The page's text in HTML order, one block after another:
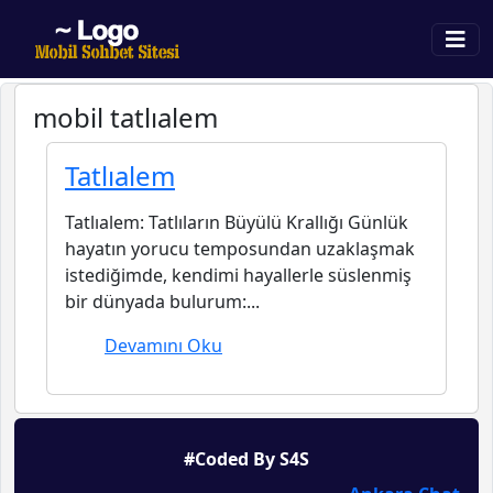
mobil tatlıalem
Tatlıalem
Tatlıalem: Tatlıların Büyülü Krallığı Günlük
hayatın yorucu temposundan uzaklaşmak
istediğimde, kendimi hayallerle süslenmiş
bir dünyada bulurum:...
Devamını Oku
#Coded By S4S